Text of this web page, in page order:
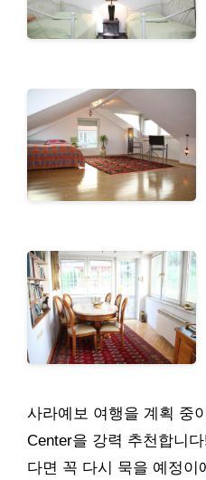
사라예보 여행을 계획 중
Center을 강력 추천합니
다면 꼭 다시 묵을 예정